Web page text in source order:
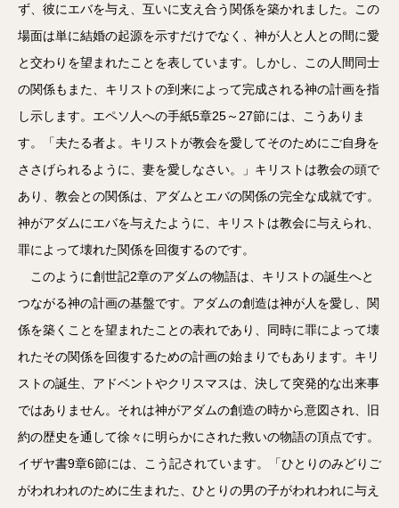
ず、彼にエバを与え、互いに支え合う関係を築かれました。この
場面は単に結婚の起源を示すだけでなく、神が人と人との間に愛
と交わりを望まれたことを表しています。しかし、この人間同士
の関係もまた、キリストの到来によって完成される神の計画を指
し示します。エペソ人への手紙5章25～27節には、こうありま
す。「夫たる者よ。キリストが教会を愛してそのためにご自身を
ささげられるように、妻を愛しなさい。」キリストは教会の頭で
あり、教会との関係は、アダムとエバの関係の完全な成就です。
神がアダムにエバを与えたように、キリストは教会に与えられ、
罪によって壊れた関係を回復するのです。
このように創世記2章のアダムの物語は、キリストの誕生へと
つながる神の計画の基盤です。アダムの創造は神が人を愛し、関
係を築くことを望まれたことの表れであり、同時に罪によって壊
れたその関係を回復するための計画の始まりでもあります。キリ
ストの誕生、アドベントやクリスマスは、決して突発的な出来事
ではありません。それは神がアダムの創造の時から意図され、旧
約の歴史を通して徐々に明らかにされた救いの物語の頂点です。
イザヤ書9章6節には、こう記されています。「ひとりのみどりご
がわれわれのために生まれた、ひとりの男の子がわれわれに与え